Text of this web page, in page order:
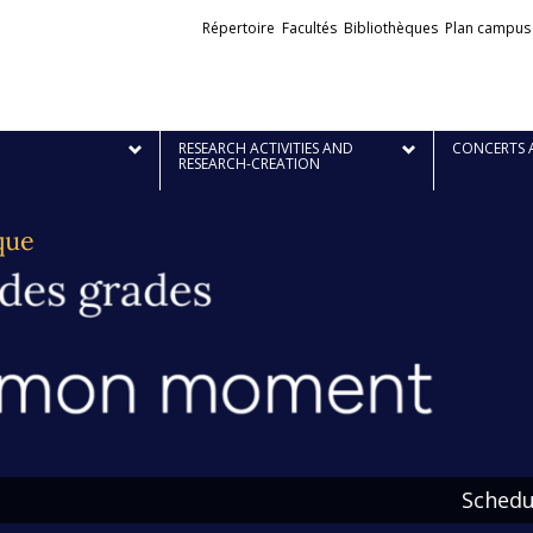
Liens
Répertoire Facultés Bibliothèques Plan campus
RESEARCH ACTIVITIES AND
RESEARCH-CREATION
CONCERTS